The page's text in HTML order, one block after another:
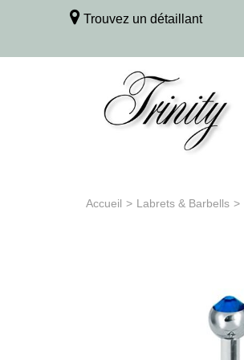
Trouvez un détaillant
Accueil > Labrets & Barbells >